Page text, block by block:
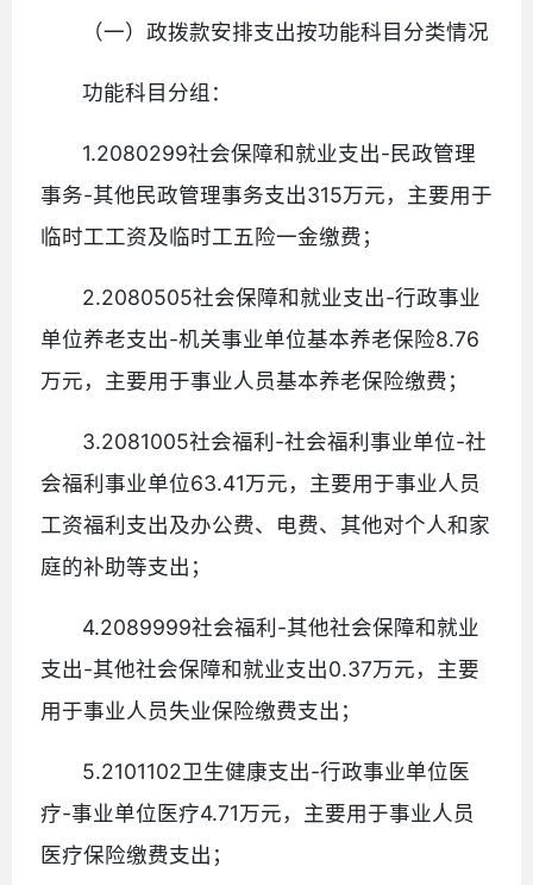
（一）政拨款安排支出按功能科目分类情况
功能科目分组：
1.2080299社会保障和就业支出-民政管理
事务-其他民政管理事务支出315万元，主要用于
临时工工资及临时工五险一金缴费；
2.2080505社会保障和就业支出-行政事业
单位养老支出-机关事业单位基本养老保险8.76
万元，主要用于事业人员基本养老保险缴费；
3.2081005社会福利-社会福利事业单位-社
会福利事业单位63.41万元，主要用于事业人员
工资福利支出及办公费、电费、其他对个人和家
庭的补助等支出；
4.2089999社会福利-其他社会保障和就业
支出-其他社会保障和就业支出0.37万元，主要
用于事业人员失业保险缴费支出；
5.2101102卫生健康支出-行政事业单位医
疗-事业单位医疗4.71万元，主要用于事业人员
医疗保险缴费支出；